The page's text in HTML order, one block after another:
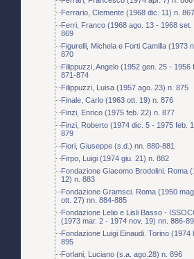
Ferrario, Clemente (1968 dic. 11) n. 867
Ferri, Franco (1968 ago. 13 - 1968 set.
869
Figurelli, Michela e Forti Camilla (1973
870
Filippuzzi, Angelo (1952 gen. 25 - 1956
871-874
Filippuzzi, Luisa (1957 ago. 23) n. 875
Finale, Carlo (1963 ott. 19) n. 876
Finzi, Enrico (1975 feb. 22) n. 877
Finzi, Roberto (1974 dic. 5 - 1975 feb.
879
Fiori, Giuseppe (s.d.) nn. 880-881
Firpo, Luigi (1974 giu. 21) n. 882
Fondazione Giacomo Brodolini. Roma
12) n. 883
Fondazione Gramsci. Roma (1950
ott. 27) nn. 884-885
Fondazione Lelio e Lisli Basso -
(1973 mar. 2 - 1974 nov. 19) nn. 886-
Fondazione Luigi Einaudi. Torino (1974
895
Forlani, Luciano (s.a. ago.28) n. 896